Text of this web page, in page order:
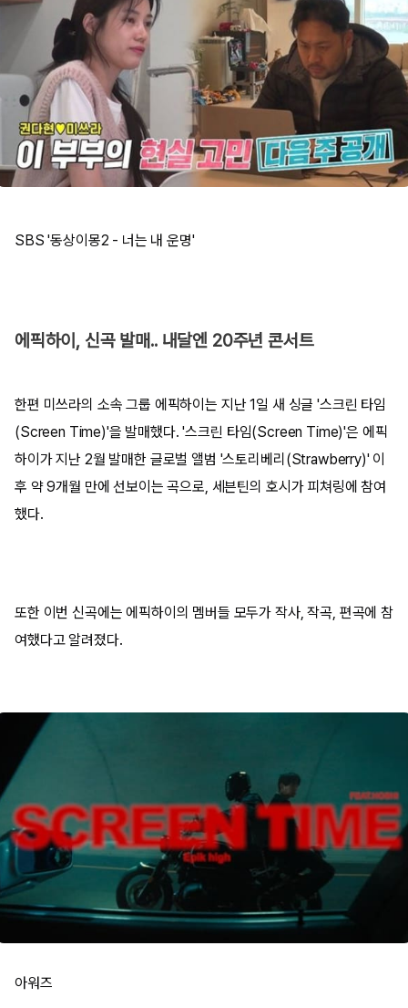
SBS '동상이몽2 - 너는 내 운명'
에픽하이, 신곡 발매.. 내달엔 20주년 콘서트
한편 미쓰라의 소속 그룹 에픽하이는 지난 1일 새 싱글 '스크린 타임
(Screen Time)'을 발매했다. '스크린 타임(Screen Time)'은 에픽
하이가 지난 2월 발매한 글로벌 앨범 '스토리베리(Strawberry)' 이
후 약 9개월 만에 선보이는 곡으로, 세븐틴의 호시가 피쳐링에 참여
했다.
또한 이번 신곡에는 에픽하이의 멤버들 모두가 작사, 작곡, 편곡에 참
여했다고 알려졌다.
아워즈